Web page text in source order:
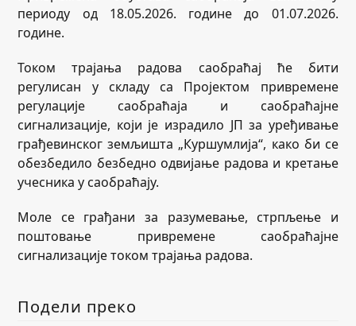
периоду од 18.05.2026. године до 01.07.2026.
године.
Током трајања радова саобраћај ће бити
регулисан у складу са Пројектом привремене
регулације саобраћаја и саобраћајне
сигнализације, који је израдило ЈП за уређивање
грађевинског земљишта „Куршумлија“, како би се
обезбедило безбедно одвијање радова и кретање
учесника у саобраћају.
Моле се грађани за разумевање, стрпљење и
поштовање привремене саобраћајне
сигнализације током трајања радова.
Подели преко